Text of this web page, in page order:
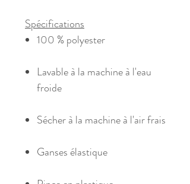
Spécifications
100 % polyester
Lavable à la machine à l'eau
froide
Sécher à la machine à l'air frais
Ganses élastique